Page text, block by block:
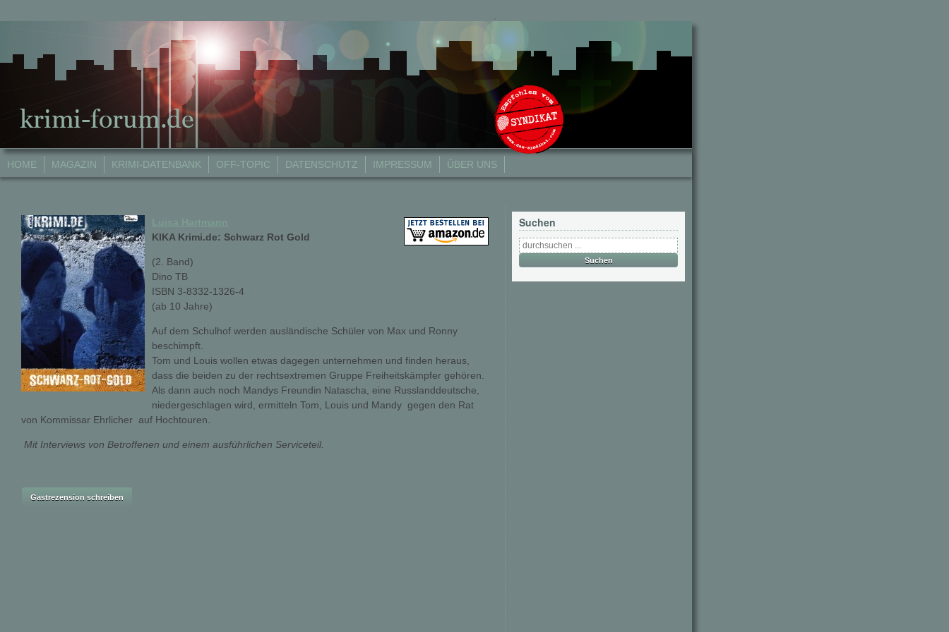
HOME MAGAZIN KRIMI-DATENBANK OFF-TOPIC DATENSCHUTZ IMPRESSUM ÜBER UNS
KIKA Krimi.de: Schwarz Rot Gold
(2. Band)
Dino TB
ISBN 3-8332-1326-4
(ab 10 Jahre)
Auf dem Schulhof werden ausländische Schüler von Max und Ronny
beschimpft.
Tom und Louis wollen etwas dagegen unternehmen und finden heraus,
dass die beiden zu der rechtsextremen Gruppe Freiheitskämpfer gehören.
Als dann auch noch Mandys Freundin Natascha, eine Russlanddeutsche,
niedergeschlagen wird, ermitteln Tom, Louis und Mandy  gegen den Rat
von Kommissar Ehrlicher  auf Hochtouren.
Mit Interviews von Betroffenen und einem ausführlichen Serviceteil.
Suchen